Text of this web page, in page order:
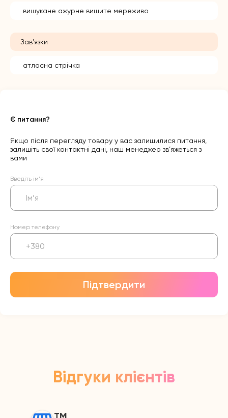
вишукане ажурне вишите мереживо
Зав'язки
атласна стрічка
Є питання?
Якщо після перегляду товару у вас залишилися питання,
залишіть свої контактні дані, наш менеджер зв’яжеться з
вами
Введіть ім’я
Номер телефону
Підтвердити
Відгуки клієнтів